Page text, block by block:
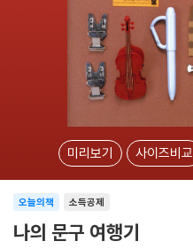
미리보기 사이즈비교
소득공제
오늘의책
나의 문구 여행기